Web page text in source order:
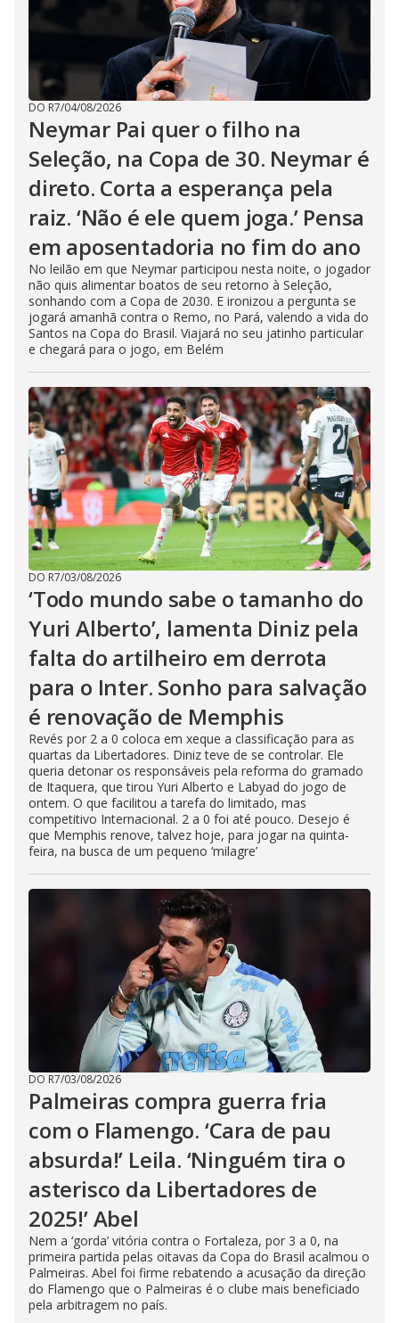
DO R7/04/08/2026
Neymar Pai quer o filho na
Seleção, na Copa de 30. Neymar é
direto. Corta a esperança pela
raiz. ‘Não é ele quem joga.’ Pensa
em aposentadoria no fim do ano
No leilão em que Neymar participou nesta noite, o jogador
não quis alimentar boatos de seu retorno à Seleção,
sonhando com a Copa de 2030. E ironizou a pergunta se
jogará amanhã contra o Remo, no Pará, valendo a vida do
Santos na Copa do Brasil. Viajará no seu jatinho particular
e chegará para o jogo, em Belém
DO R7/03/08/2026
‘Todo mundo sabe o tamanho do
Yuri Alberto’, lamenta Diniz pela
falta do artilheiro em derrota
para o Inter. Sonho para salvação
é renovação de Memphis
Revés por 2 a 0 coloca em xeque a classificação para as
quartas da Libertadores. Diniz teve de se controlar. Ele
queria detonar os responsáveis pela reforma do gramado
de Itaquera, que tirou Yuri Alberto e Labyad do jogo de
ontem. O que facilitou a tarefa do limitado, mas
competitivo Internacional. 2 a 0 foi até pouco. Desejo é
que Memphis renove, talvez hoje, para jogar na quinta-
feira, na busca de um pequeno ‘milagre’
DO R7/03/08/2026
Palmeiras compra guerra fria
com o Flamengo. ‘Cara de pau
absurda!’ Leila. ‘Ninguém tira o
asterisco da Libertadores de
2025!’ Abel
Nem a ‘gorda’ vitória contra o Fortaleza, por 3 a 0, na
primeira partida pelas oitavas da Copa do Brasil acalmou o
Palmeiras. Abel foi firme rebatendo a acusação da direção
do Flamengo que o Palmeiras é o clube mais beneficiado
pela arbitragem no país.